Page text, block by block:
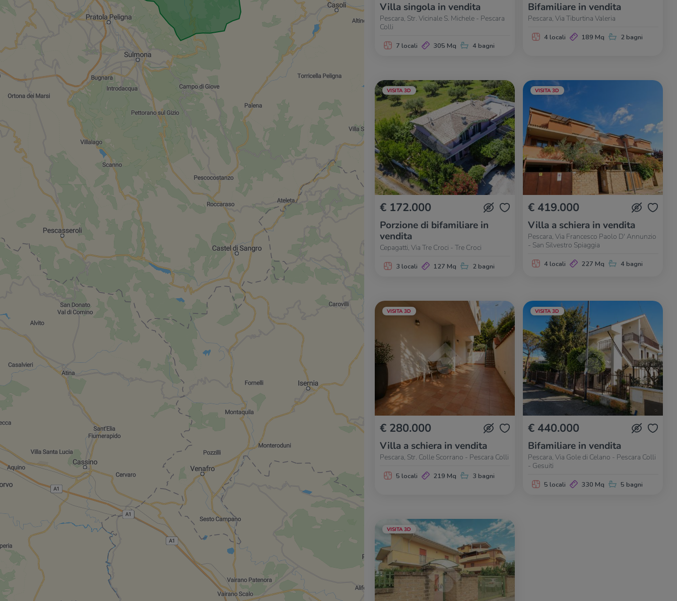
Villa singola in vendita
Pescara, Str. Vicinale S. Michele - Pescara
Colli
7 locali 305 Mq 4 bagni
Bifamiliare in vendita
Pescara, Via Tiburtina Valeria
4 locali 189 Mq 2 bagni
VISITA 3D
€ 172.000
Porzione di bifamiliare in
vendita
Cepagatti, Via Tre Croci - Tre Croci
3 locali 127 Mq 2 bagni
VISITA 3D
€ 419.000
Villa a schiera in vendita
Pescara, Via Francesco Paolo D' Annunzio
- San Silvestro Spiaggia
4 locali 227 Mq 4 bagni
VISITA 3D
€ 280.000
Villa a schiera in vendita
Pescara, Str. Colle Scorrano - Pescara Colli
5 locali 219 Mq 3 bagni
VISITA 3D
€ 440.000
Bifamiliare in vendita
Pescara, Via Gole di Celano - Pescara Colli
- Gesuiti
5 locali 330 Mq 5 bagni
VISITA 3D